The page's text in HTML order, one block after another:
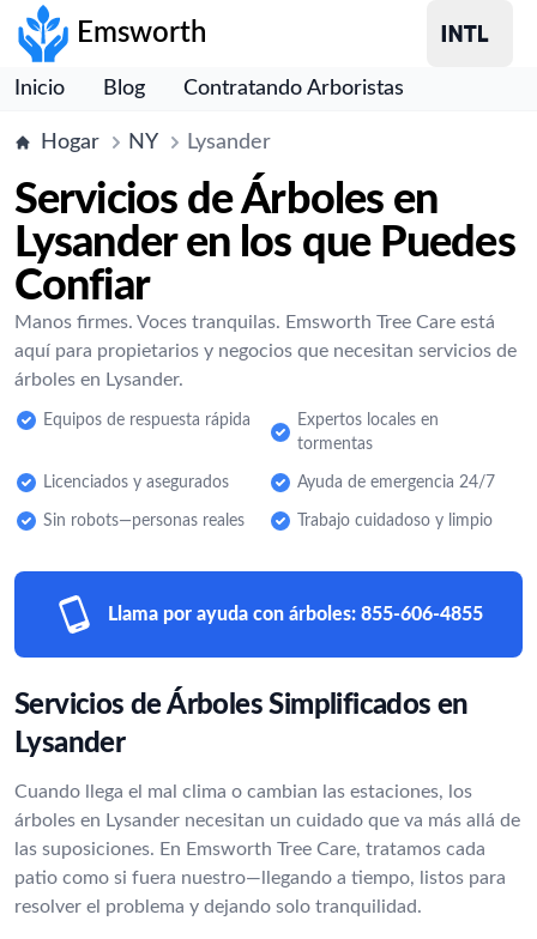
Emsworth
Inicio Blog Contratando Arboristas
Hogar NY Lysander
Servicios de Árboles en
Lysander en los que Puedes
Confiar
Manos firmes. Voces tranquilas. Emsworth Tree Care está
aquí para propietarios y negocios que necesitan servicios de
árboles en Lysander.
Equipos de respuesta rápida
Expertos locales en
tormentas
Licenciados y asegurados Ayuda de emergencia 24/7
Sin robots—personas reales Trabajo cuidadoso y limpio
Llama por ayuda con árboles: 855-606-4855
Servicios de Árboles Simplificados en
Lysander
Cuando llega el mal clima o cambian las estaciones, los
árboles en Lysander necesitan un cuidado que va más allá de
las suposiciones. En Emsworth Tree Care, tratamos cada
patio como si fuera nuestro—llegando a tiempo, listos para
resolver el problema y dejando solo tranquilidad.